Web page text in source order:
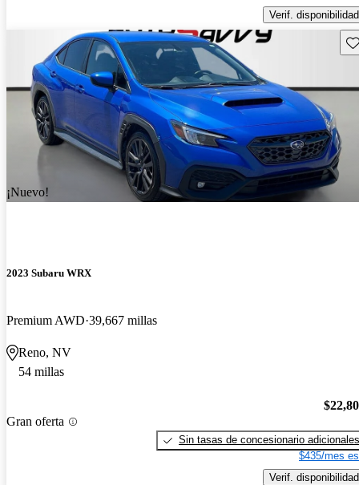
Verif. disponibilidad
¡Nuevo!
2023 Subaru WRX
Premium AWD 39,667 millas
Reno, NV
54 millas
Gran oferta
Sin tasas de concesionario adicionales
$435/mes
Verif. disponibilidad